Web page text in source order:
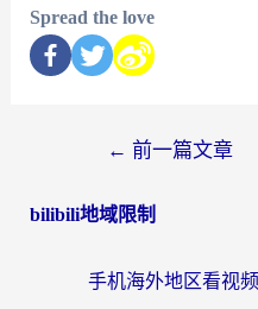
Spread the love
← 前一篇文章
bilibili地域限制